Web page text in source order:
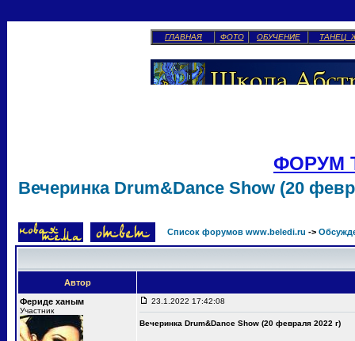
ГЛАВНАЯ ФОТО ОБУЧЕНИЕ ТАНЕЦ
ФОРУМ
Вечеринка Drum&Dance Show (20
Список форумов www.beledi.ru ->
Автор
Фериде ханым
Участник
23.1.2022 17:42:08
Вечеринка Drum&Dance Show (20 февраля 2022 г)